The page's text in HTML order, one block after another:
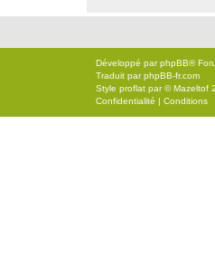
Développé parphpBB®
Traduit parphpBB-fr.com
Style proflat par ©Mazeltof
Confidentialité | Conditions